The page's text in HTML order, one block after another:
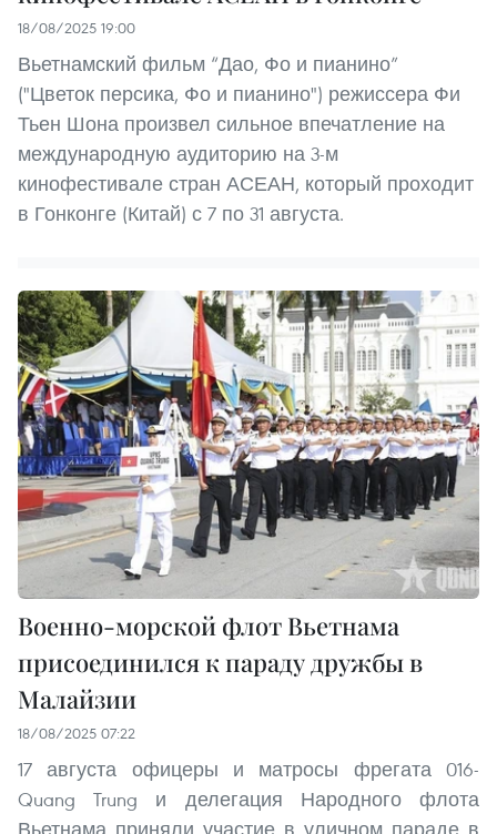
18/08/2025 19:00
Вьетнамский фильм “Дао, Фо и пианино”
("Цветок персика, Фо и пианино") режиссера Фи
Тьен Шона произвел сильное впечатление на
международную аудиторию на 3-м
кинофестивале стран АСЕАН, который проходит
в Гонконге (Китай) с 7 по 31 августа.
Военно-морской флот Вьетнама
присоединился к параду дружбы в
Малайзии
18/08/2025 07:22
17 августа офицеры и матросы фрегата 016-
Quang Trung и делегация Народного флота
Вьетнама приняли участие в уличном параде в